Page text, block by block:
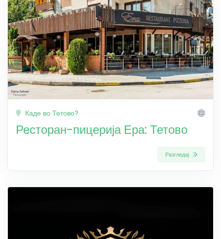
Каде во Тетово?
Ресторан-пицерија Ера: Тетово
Разгледај